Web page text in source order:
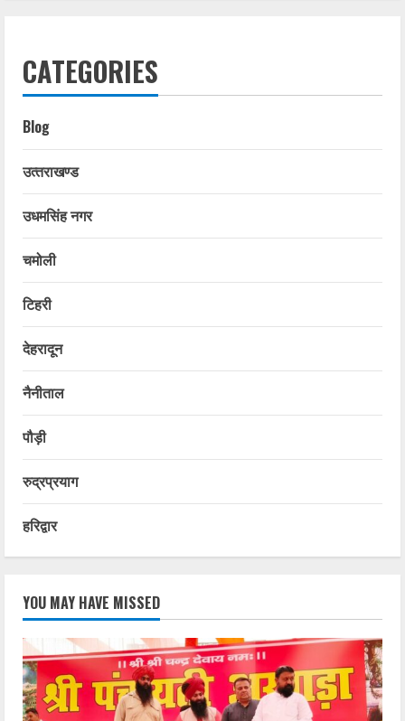
CATEGORIES
Blog
उत्‍तराखण्‍ड
उधमसिंह नगर
चमोली
टिहरी
देहरादून
नैनीताल
पौड़ी
रुद्रप्रयाग
हरिद्वार
YOU MAY HAVE MISSED